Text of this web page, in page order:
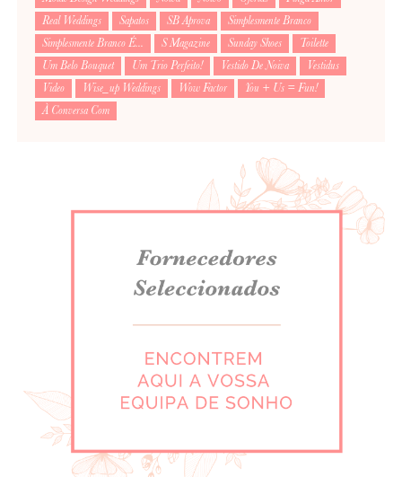
Real Weddings
Sapatos SB Aprova
Simplesmente Branco
Simplesmente Branco É...
S Magazine Sunday Shoes
Toilette
Um Belo Bouquet
Um Trio Perfeito! Vestido De Noiva
Vestidus
Video
Wise_up Weddings Wow Factor
You + Us = Fun!
À Conversa Com